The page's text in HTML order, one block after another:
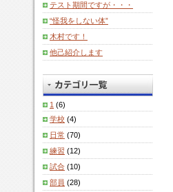
テスト期間ですが・・・
“怪我をしない体”
木村です！
他己紹介します
1 (6)
学校 (4)
日常 (70)
練習 (12)
試合 (10)
部員 (28)